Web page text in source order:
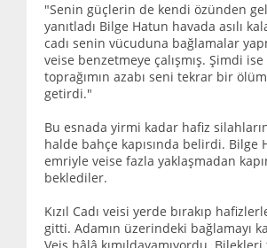
"Senin güçlerin de kendi özünden
yanıtladı Bilge Hatun havada asılı
cadı senin vücuduna bağlamalar
veise benzetmeye çalışmış. Şimdi
toprağımın azabı seni tekrar bir
getirdi."
Bu esnada yirmi kadar hafiz
halde bahçe kapısında belirdi. Bilge
emriyle veise fazla yaklaşmadan
beklediler.
Kızıl Cadı veisi yerde bırakıp
gitti. Adamın üzerindeki bağlamayı